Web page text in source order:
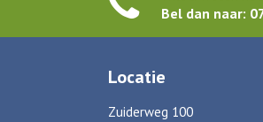
Bel dan naar:
Locatie
Zuiderweg 100